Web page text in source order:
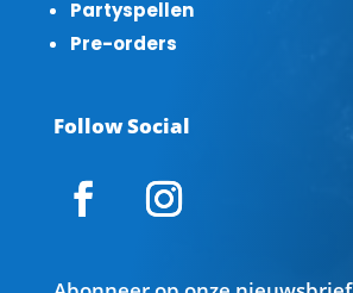
Partyspellen
Pre-orders
Follow Social